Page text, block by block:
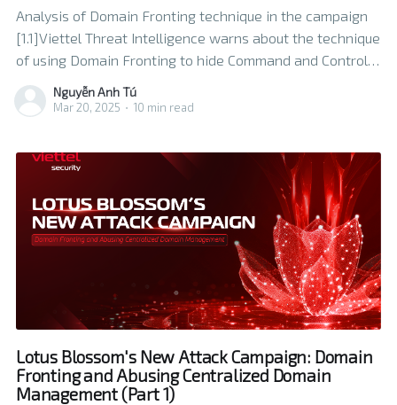
Analysis of Domain Fronting technique in the campaign
[1.1]Viettel Threat Intelligence warns about the technique
of using Domain Fronting to hide Command and Control
(C&C) connections in real attack campaigns. This
technique has been used quite commonly recently.
Nguyễn Anh Tú
Mar 20, 2025 • 10 min read
Lotus Blossom's New Attack Campaign: Domain
Fronting and Abusing Centralized Domain
Management (Part 1)